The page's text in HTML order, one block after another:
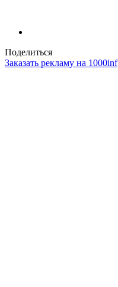
Поделиться
Заказать рекламу на 1000inf